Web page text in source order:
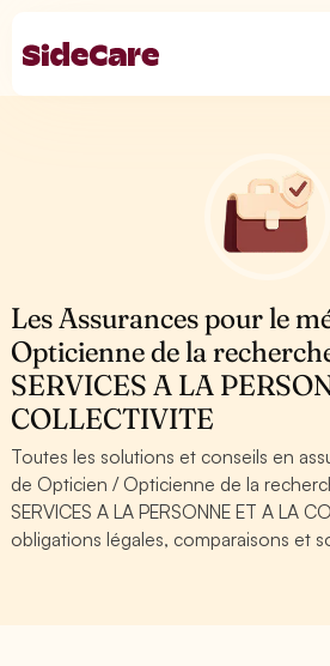
Les Assurances pour le
Opticienne de la
SERVICES A LA
COLLECTIVITE
Toutes les solutions et conseils en
de Opticien / Opticienne de la
SERVICES A LA PERSONNE ET A LA
obligations légales, comparaisons et